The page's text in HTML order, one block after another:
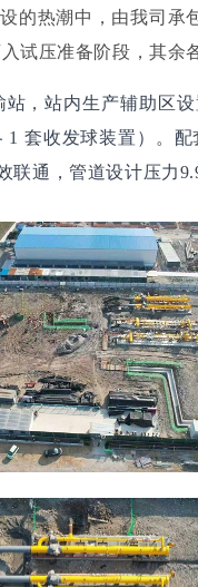
的热潮中，由我司承
试压准备阶段，其余
，站内生产辅助区
套收发球装置）。配
通，管道设计压力